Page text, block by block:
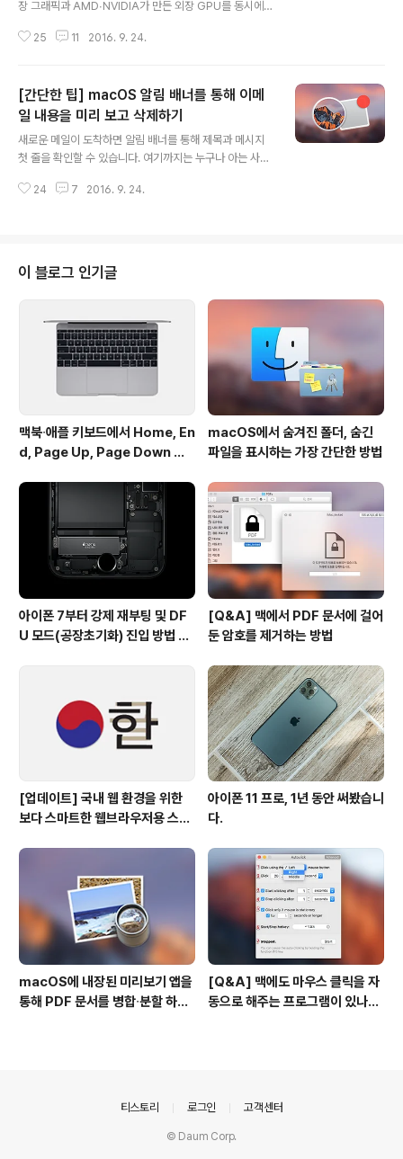
장 그래픽과 AMD∙NVIDIA가 만든 외장 GPU를 동시에
픽 전환 기능을 지원하는 덕분에 평상시에는 전력 소비가
댑터로 전력을 공급받을 때는 상관이 없는데 배터리에 의
존할 때는 아무래도 외장 그래픽 사용이 부담스럽게 다가
오기도 합니다. 인텔 내장 그래픽을 사용할 때보다 배터리
지속시간이 절반가까이 줄어들기 때문입니다. 이 때문에
맥북프로 유저 가운데 적지 않은 분이 'gfxCardStatu
s'라는 유틸리티를 사용하고 계실 겁니다. 내∙외장 그래픽
25 11 2016. 9. 24.
[간단한 팁] macOS 알림 배너를 통해 이메
일 내용을 미리 보고 삭제하기
새로운 메일이 도착하면 알림 배너를 통해 제목과 메시지
첫 줄을 확인할 수 있습니다. 여기까지는 누구나 아는 사실
도 키우고 줄일 수 있습니다. 일반적인 창을 다룰 때처럼 마
용을 읽을 수 있죠. 그리고 그다지 중요하지 않은 메일이라
면 알림 배너 오른쪽에 표시되는 버튼을 눌러 바로 삭제하
는 것도 가능합니다. 이 두 가지 기능을 이용하면 웬만한 스
팸메일은 Mail 앱을 띄우지 않고도 바로 처리할 수 있어 편
리합니다. macOS 업그레이드를 마친 분들은 잘 기억하셨
다가 한번 활용해 보시기 ..
24 7 2016. 9. 24.
이 블로그 인기글
맥북∙애플 키보드에서 Home, En
d, Page Up, Page Down 키
macOS에서 숨겨진 폴더, 숨긴
파일을 표시하는 가장 간단한 방법
아이폰 7부터 강제 재부팅 및 DF
U 모드(공장초기화) 진입 방법 변
[Q&A] 맥에서 PDF 문서에 걸어
둔 암호를 제거하는 방법
[업데이트] 국내 웹 환경을 위한
보다 스마트한 웹브라우저용 스타
아이폰 11 프로, 1년 동안 써봤습니
다.
macOS에 내장된 미리보기 앱을
통해 PDF 문서를 병합∙분할 하는
[Q&A] 맥에도 마우스 클릭을 자
동으로 해주는 프로그램이 있나
티스토리 로그인 고객센터
© Daum Corp.